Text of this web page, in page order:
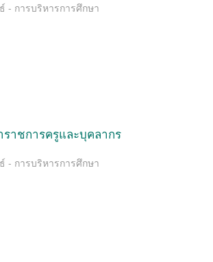
- การบริหารการศึกษา
าชการครูและบุคลากร
- การบริหารการศึกษา